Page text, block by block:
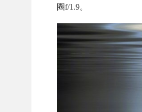
圈f/1.9。